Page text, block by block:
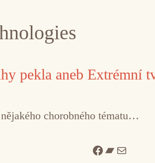
pekla aneb Extrémní
chorobného tématu…
Facebook
Bandcamp
Mail